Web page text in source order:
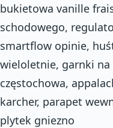
bukietowa vanille
schodowego,
smartflow opinie,
wieloletnie, garnki
częstochowa,
karcher, parapet
plytek gniezno